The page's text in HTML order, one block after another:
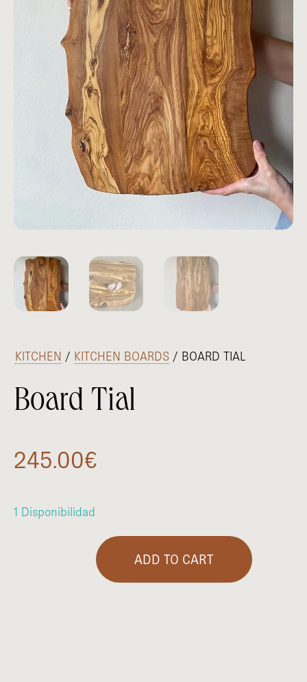
KITCHEN / KITCHEN BOARDS / BOARD TIAL
Board Tial
245.00€
1 Disponibilidad
Board Tial quantity
ADD TO CART